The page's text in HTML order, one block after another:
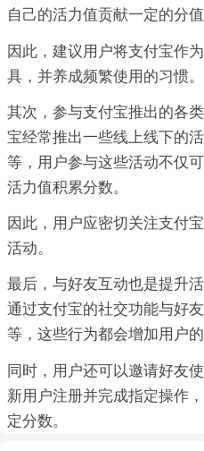
自己的活力值贡献一定的分值
因此，建议用户将支付宝作
具，并养成频繁使用的习惯。
其次，参与支付宝推出的各
宝经常推出一些线上线下的
等，用户参与这些活动不仅
活力值积累分数。
因此，用户应密切关注支付
活动。
最后，与好友互动也是提升
通过支付宝的社交功能与好
等，这些行为都会增加用户的
同时，用户还可以邀请好友
新用户注册并完成指定操作
定分数。